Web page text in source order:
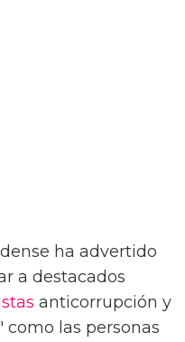
ha advertido
a destacados
anticorrupción y
como las personas